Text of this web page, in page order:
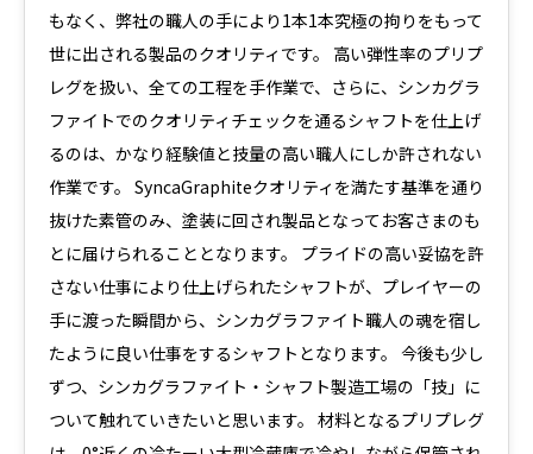
もなく、弊社の職人の手により1本1本究極の拘りをもって
世に出される製品のクオリティです。 高い弾性率のプリプ
レグを扱い、全ての工程を手作業で、さらに、シンカグラ
ファイトでのクオリティチェックを通るシャフトを仕上げ
るのは、かなり経験値と技量の高い職人にしか許されない
作業です。 SyncaGraphiteクオリティを満たす基準を通り
抜けた素管のみ、塗装に回され製品となってお客さまのも
とに届けられることとなります。 プライドの高い妥協を許
さない仕事により仕上げられたシャフトが、プレイヤーの
手に渡った瞬間から、シンカグラファイト職人の魂を宿し
たように良い仕事をするシャフトとなります。 今後も少し
ずつ、シンカグラファイト・シャフト製造工場の「技」に
ついて触れていきたいと思います。 材料となるプリプレグ